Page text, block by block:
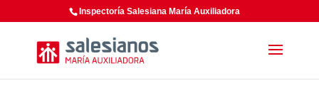
Inspectoría Salesiana María Auxiliadora